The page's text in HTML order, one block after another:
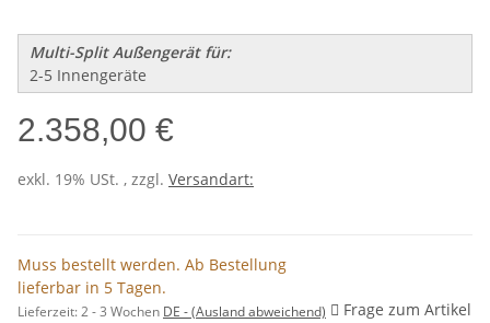
Multi-Split Außengerät für:
2-5 Innengeräte
2.358,00 €
exkl. 19% USt. , zzgl. Versandart:
Muss bestellt werden. Ab Bestellung
lieferbar in 5 Tagen.
Lieferzeit:2 - 3 Wochen DE - (Ausland abweichend) Frage zum Artikel